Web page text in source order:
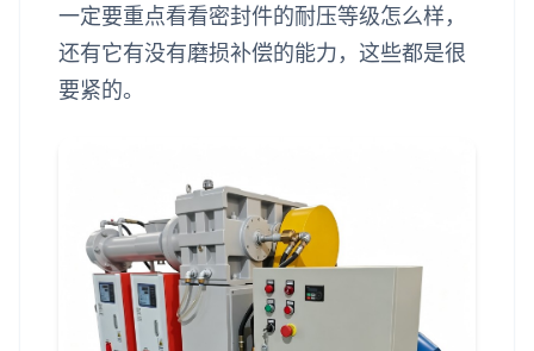
一定要重点看看密封件的耐压等级怎么样，
还有它有没有磨损补偿的能力，这些都是很
要紧的。